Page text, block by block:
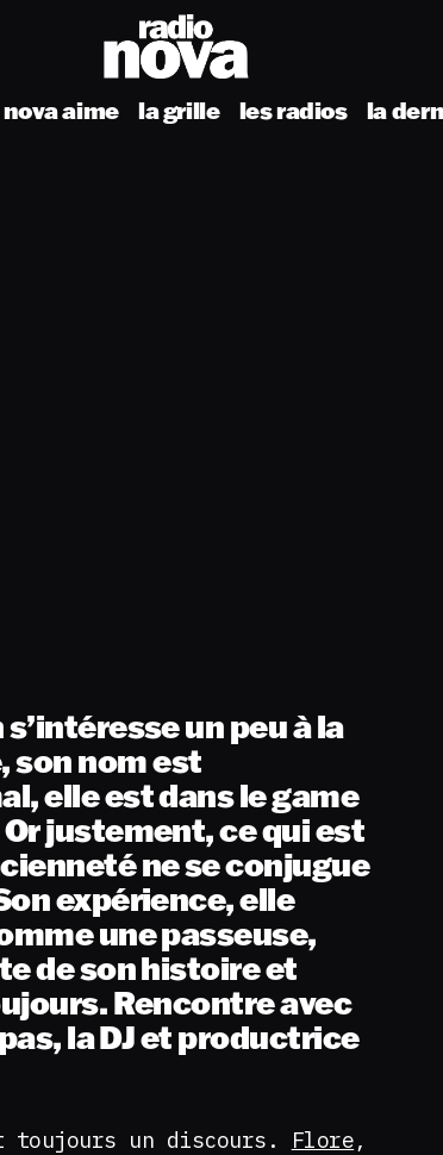
nova aime la grille les radios la
un peu à la
son nom est
elle est dans le game
justement, ce qui est
ne se conjugue
expérience, elle
une passeuse,
de son histoire et
Rencontre avec
la DJ et productrice
un discours. Flore,